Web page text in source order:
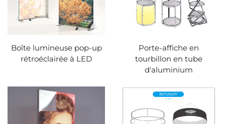
Boîte lumineuse pop-up
rétroéclairée à LED
Porte-affiche en
tourbillon en tube
d'aluminium